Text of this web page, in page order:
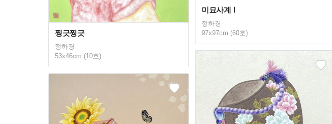
찡긋찡긋
정하경
53x46cm (10호)
미묘사계Ⅰ
정하경
97x97cm (60호)